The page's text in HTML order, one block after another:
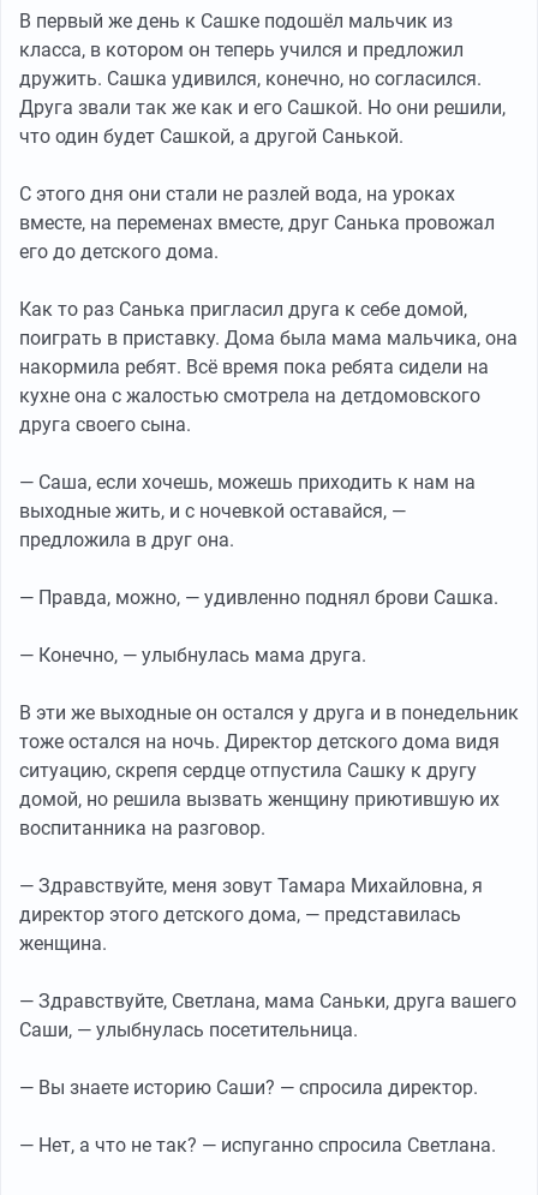
В первый же день к Сашке подошёл мальчик из
класса, в котором он теперь учился и предложил
дружить. Сашка удивился, конечно, но согласился.
Друга звали так же как и его Сашкой. Но они решили,
что один будет Сашкой, а другой Санькой.
С этого дня они стали не разлей вода, на уроках
вместе, на переменах вместе, друг Санька провожал
его до детского дома.
Как то раз Санька пригласил друга к себе домой,
поиграть в приставку. Дома была мама мальчика, она
накормила ребят. Всё время пока ребята сидели на
кухне она с жалостью смотрела на детдомовского
друга своего сына.
— Саша, если хочешь, можешь приходить к нам на
выходные жить, и с ночевкой оставайся, —
предложила в друг она.
— Правда, можно, — удивленно поднял брови Сашка.
— Конечно, — улыбнулась мама друга.
В эти же выходные он остался у друга и в понедельник
тоже остался на ночь. Директор детского дома видя
ситуацию, скрепя сердце отпустила Сашку к другу
домой, но решила вызвать женщину приютившую их
воспитанника на разговор.
— Здравствуйте, меня зовут Тамара Михайловна, я
директор этого детского дома, — представилась
женщина.
— Здравствуйте, Светлана, мама Саньки, друга вашего
Саши, — улыбнулась посетительница.
— Вы знаете историю Саши? — спросила директор.
— Нет, а что не так? — испуганно спросила Светлана.